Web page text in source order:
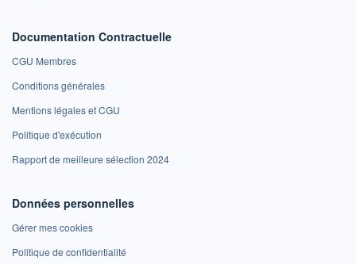
Documentation Contractuelle
CGU Membres
Conditions générales
Mentions légales et CGU
Politique d'exécution
Rapport de meilleure sélection 2024
Données personnelles
Gérer mes cookies
Politique de confidentialité